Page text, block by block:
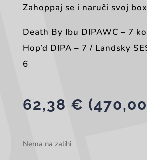
Zahoppaj se i naruči svoj
Death By Ibu DIPAWC – 7
Hop’d DIPA – 7 / Landsky
6
62,38 €
Nema na zalihi